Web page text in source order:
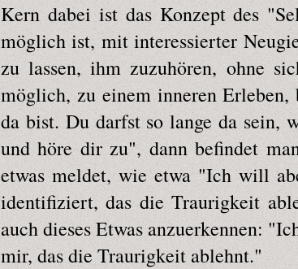
Kern dabei ist das Konzept des
möglich ist, mit interessierter
zu lassen, ihm zuzuhören, ohne
möglich, zu einem inneren Erleben,
da bist. Du darfst so lange da sein,
und höre dir zu", dann befindet
etwas meldet, wie etwa "Ich will
identifiziert, das die Traurigkeit
auch dieses Etwas anzuerkennen:
mir, das die Traurigkeit ablehnt."